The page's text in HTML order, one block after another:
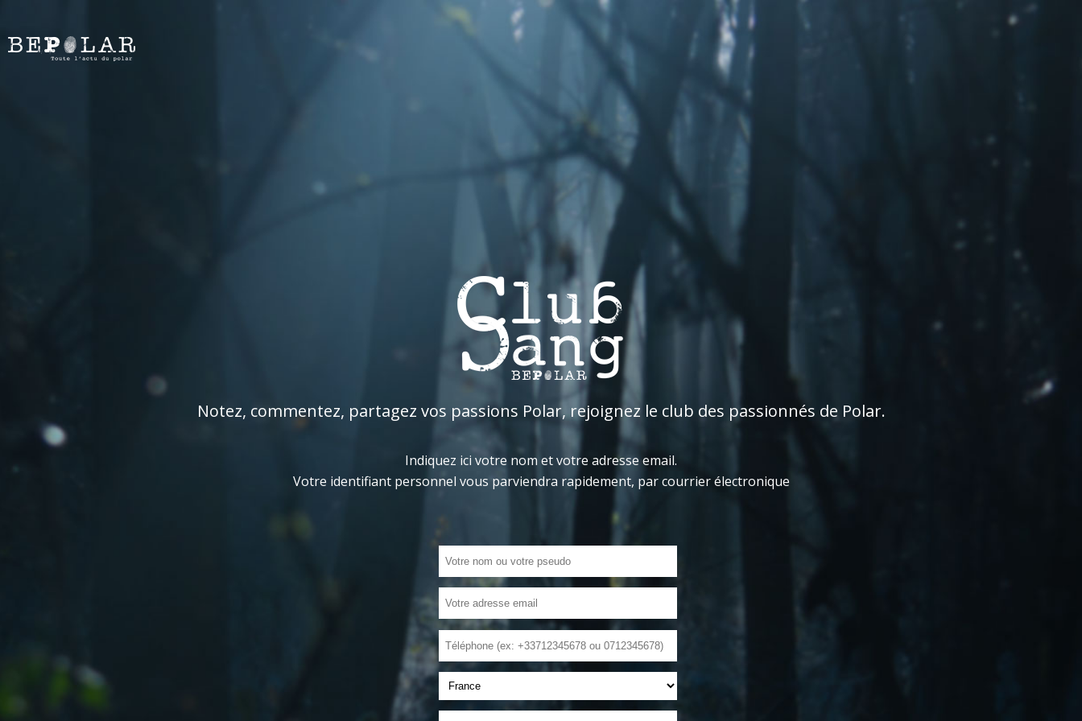
Notez, commentez, partagez vos passions Polar, rejoignez le club des passionnés de Polar.
Indiquez ici votre nom et votre adresse email.
Votre identifiant personnel vous parviendra rapidement, par courrier électronique